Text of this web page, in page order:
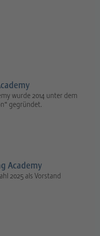
wurde 2014 unter dem
gegründet.
Academy
2025 als Vorstand